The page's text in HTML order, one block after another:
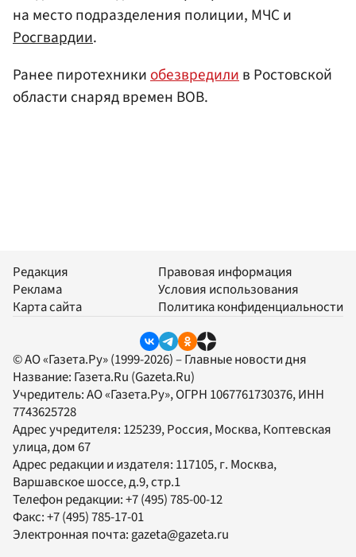
на место подразделения полиции, МЧС и
Росгвардии.
Ранее пиротехникиобезвредилив Ростовской
области снаряд времен ВОВ.
Редакция
Реклама
Карта сайта
Правовая информация
Условия использования
Политика конфиденциальности
© АО «Газета.Ру» (1999-2026) – Главные новости дня
Название: Газета.Ru (Gazeta.Ru)
Учредитель:АО «Газета.Ру», ОГРН 1067761730376, ИНН
7743625728
Адрес учредителя: 125239, Россия, Москва, Коптевская
улица, дом 67
Адрес редакции и издателя: 117105, г. Москва,
Варшавское шоссе, д.9, стр.1
Телефон редакции:+7 (495) 785-00-12
Факс:+7 (495) 785-17-01
Электронная почта:gazeta@gazeta.ru